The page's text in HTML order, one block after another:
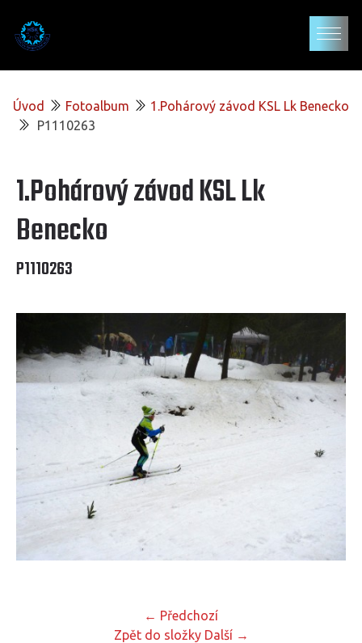
Úvod Fotoalbum
1.Pohárový závod KSL Lk Benecko
P1110263
1.Pohárový závod KSL Lk
Benecko
P1110263
← Předchozí
Zpět do složky Další →